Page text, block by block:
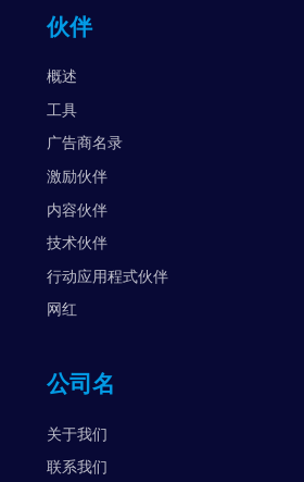
伙伴
概述
工具
广告商名录
激励伙伴
内容伙伴
技术伙伴
行动应用程式伙伴
网红
公司名
关于我们
联系我们